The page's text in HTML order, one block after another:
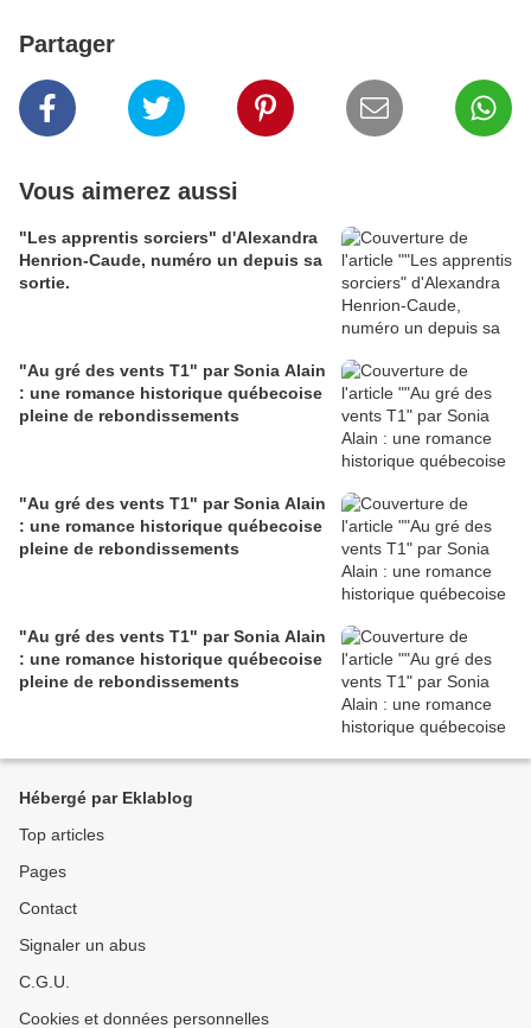
Partager
Vous aimerez aussi
"Les apprentis sorciers" d'Alexandra
Henrion-Caude, numéro un depuis sa
sortie.
"Au gré des vents T1" par Sonia Alain
: une romance historique québecoise
pleine de rebondissements
"Au gré des vents T1" par Sonia Alain
: une romance historique québecoise
pleine de rebondissements
"Au gré des vents T1" par Sonia Alain
: une romance historique québecoise
pleine de rebondissements
Hébergé par Eklablog
Top articles
Pages
Contact
Signaler un abus
C.G.U.
Cookies et données personnelles